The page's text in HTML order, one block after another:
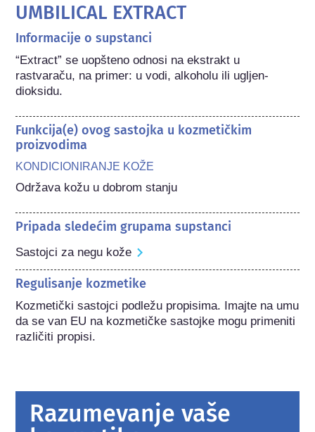
UMBILICAL EXTRACT
Informacije o supstanci
“Extract” se uopšteno odnosi na ekstrakt u
rastvaraču, na primer: u vodi, alkoholu ili ugljen-
dioksidu.
Funkcija(e) ovog sastojka u kozmetičkim
proizvodima
KONDICIONIRANJE KOŽE
Održava kožu u dobrom stanju
Pripada sledećim grupama supstanci
Sastojci za negu kože
Regulisanje kozmetike
Kozmetički sastojci podležu propisima. Imajte na umu
da se van EU na kozmetičke sastojke mogu primeniti
različiti propisi.
Razumevanje vaše